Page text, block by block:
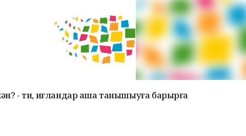
- ти, иғландар аша танышыуға барырға